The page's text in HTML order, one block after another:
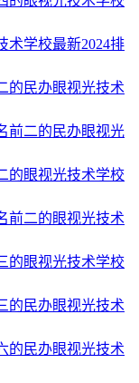
术学校最新2024排
的民办眼视光技术
前二的民办眼视光
的眼视光技术学校
前二的眼视光技术
的眼视光技术学校
的民办眼视光技术
的民办眼视光技术